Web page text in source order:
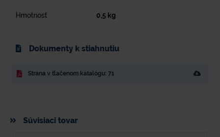
Hmotnosť 0,5 kg
Dokumenty k stiahnutiu
Strana v tlačenom katalógu: 71
Súvisiaci tovar